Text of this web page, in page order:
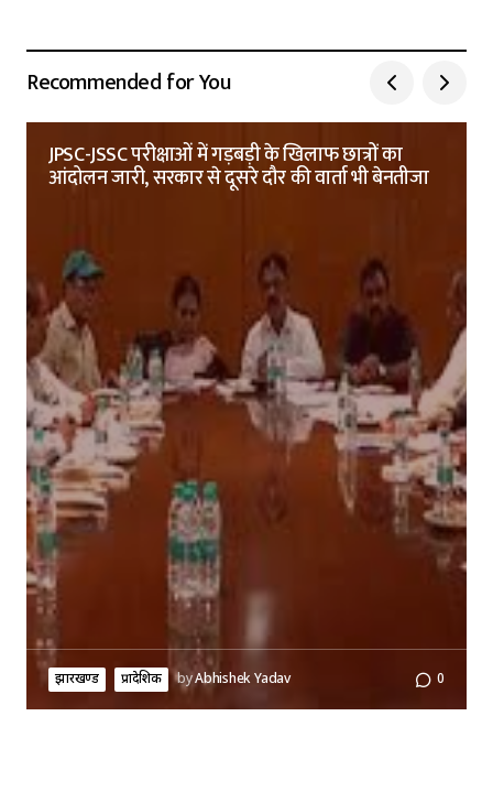
Recommended for You
JPSC-JSSC परीक्षाओं में गड़बड़ी के खिलाफ छात्रों का
आंदोलन जारी, सरकार से दूसरे दौर की वार्ता भी बेनतीजा
झारखण्ड प्रादेशिक byAbhishek Yadav 0